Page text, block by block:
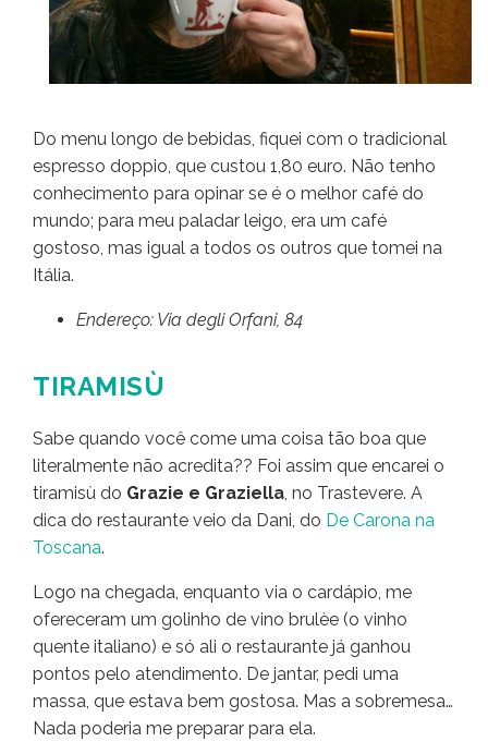
Do menu longo de bebidas, fiquei com o tradicional
espresso doppio, que custou 1,80 euro. Não tenho
conhecimento para opinar se é o melhor café do
mundo; para meu paladar leigo, era um café
gostoso, mas igual a todos os outros que tomei na
Itália.
Endereço: Via degli Orfani, 84
TIRAMISÙ
Sabe quando você come uma coisa tão boa que
literalmente não acredita?? Foi assim que encarei o
tiramisù do Grazie e Graziella, no Trastevere. A
dica do restaurante veio da Dani, do De Carona na
Toscana.
Logo na chegada, enquanto via o cardápio, me
ofereceram um golinho de vino brulèe (o vinho
quente italiano) e só ali o restaurante já ganhou
pontos pelo atendimento. De jantar, pedi uma
massa, que estava bem gostosa. Mas a sobremesa…
Nada poderia me preparar para ela.